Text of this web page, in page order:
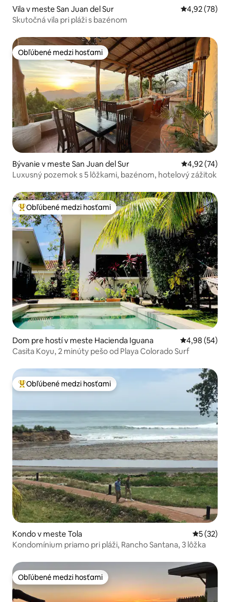
Vila v meste San Juan del Sur Priemerné
4,92 (78)
Skutočná vila pri pláži s bazénom
Obľúbené medzi hosťami
Obľúbené medzi hosťami
Bývanie v meste San Juan del Sur Priemerné
4,92 (74)
Luxusný pozemok s 5 lôžkami, bazénom, hotelový zážitok
Najobľúbenejšie medzi hosťami
Obľúbené medzi hosťami
Dom pre hostí v meste Hacienda Iguana Priemerné
4,98 (54)
Casita Koyu, 2 minúty pešo od Playa Colorado Surf
Najobľúbenejšie medzi hosťami
Obľúbené medzi hosťami
Kondo v meste Tola
5 (32)
Kondomínium priamo pri pláži, Rancho Santana, 3 lôžka
Obľúbené medzi hosťami
Obľúbené medzi hosťami